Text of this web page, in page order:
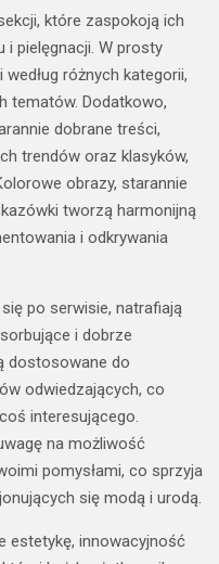
które zaspokoją ich
i pielęgnacji. W prosty
różnych kategorii,
tematów. Dodatkowo,
dobrane treści,
trendów oraz klasyków,
obrazy, starannie
tworzą harmonijną
i odkrywania
po serwisie, natrafiają
i dobrze
dostosowane do
odwiedzających, co
interesującego.
na możliwość
pomysłami, co sprzyja
się modą i urodą.
estetykę, innowacyjność